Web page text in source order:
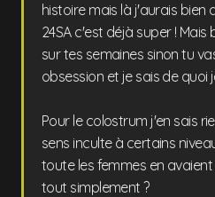
histoire mais là j'aurais bien
24SA c'est déjà super !
sur tes semaines sinon tu
obsession et je sais de quoi
Pour le colostrum j'en sais
sens inculte à certains
toute les femmes en
tout simplement ?